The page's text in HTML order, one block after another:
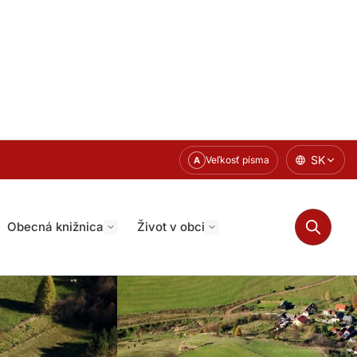
A Veľkosť písma SK
Obecná knižnica Život v obci